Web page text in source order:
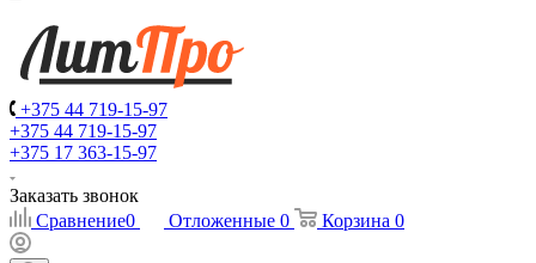
+375 44 719-15-97
+375 44 719-15-97
+375 17 363-15-97
Заказать звонок
Сравнение0 Отложенные 0 Корзина 0